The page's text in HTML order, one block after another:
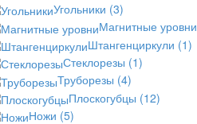
Угольники (3)
Магнитные уровни
Штангенциркули (1)
Стеклорезы (1)
Труборезы (4)
Плоскогубцы (12)
Ножи (5)